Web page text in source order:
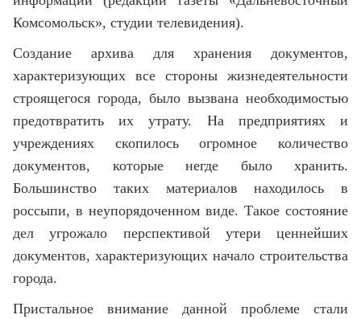
Комсомольск», студии телевидения).
Создание архива для хранения документов,
характеризующих все стороны жизнедеятельности
строящегося города, было вызвана необходимостью
предотвратить их утрату. На предприятиях и
учреждениях скопилось огромное количество
документов, которые негде было хранить.
Большинство таких материалов находилось в
россыпи, в неупорядоченном виде. Такое состояние
дел угрожало перспективой утери ценнейших
документов, характеризующих начало строительства
города.
Пристальное внимание данной проблеме стали